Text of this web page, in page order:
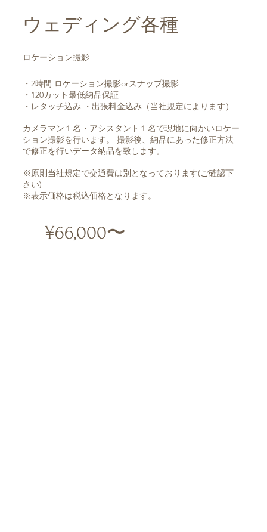
ウェディング各種
・2時間 ロケーション撮影orスナップ撮影
・120カット最低納品保証
・レタッチ込み ・出張料金込み（当社規定によります）
カメラマン１名・アシスタント１名で現地に向かいロケー
ション撮影を行います。 撮影後、納品にあった修正方法
で修正を行いデータ納品を致します。
※原則当社規定で交通費は別となっております(ご確認下
さい)
※表示価格は税込価格となります。
ロケーション撮影
¥66,000〜